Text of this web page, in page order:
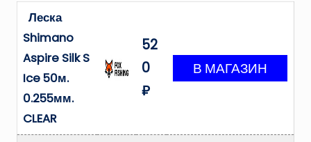
Леска
Shimano
Aspire Silk S
Ice 50м.
0.255мм.
CLEAR
52
0
₽